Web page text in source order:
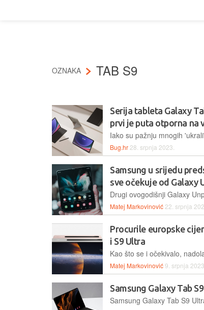
OZNAKA TAB S9
Serija tableta Galaxy
prvi je puta otporna na
Bug.hr 28. srpnja 2023.
Samsung u srijedu
sve očekuje od Galaxy
Matej Markovinović 22. srpnja
Procurile europske
i S9 Ultra
Matej Markovinović9. srpnja 2023.
Samsung Galaxy Tab